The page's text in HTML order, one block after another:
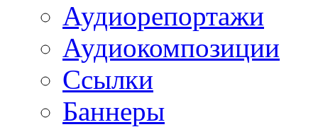
Аудиорепортажи
Аудиокомпозиции
Ссылки
Баннеры